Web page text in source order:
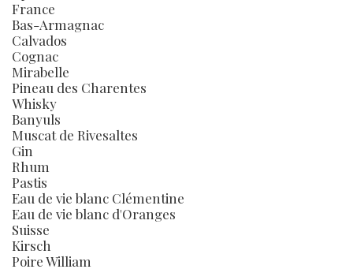
France
Bas-Armagnac
Calvados
Cognac
Mirabelle
Pineau des Charentes
Whisky
Banyuls
Muscat de Rivesaltes
Gin
Rhum
Pastis
Eau de vie blanc Clémentine
Eau de vie blanc d'Oranges
Suisse
Kirsch
Poire William